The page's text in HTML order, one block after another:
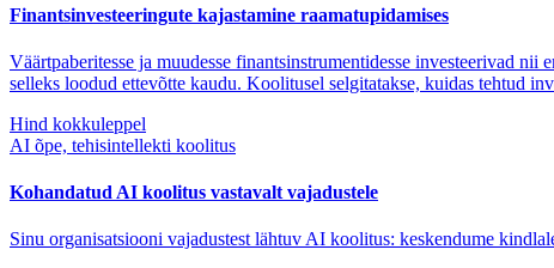
Finantsinvesteeringute kajastamine raamatupidamises
Väärtpaberitesse ja muudesse finantsinstrumentidesse investeerivad
selleks loodud ettevõtte kaudu. Koolitusel selgitatakse, kuidas tehtud
Hind kokkuleppel
AI õpe, tehisintellekti koolitus
Kohandatud AI koolitus vastavalt vajadustele
Sinu organisatsiooni vajadustest lähtuv AI koolitus: keskendume